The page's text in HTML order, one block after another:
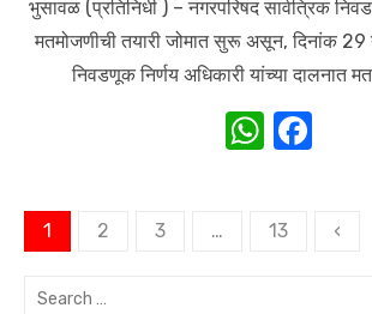
भुसावळ (प्रतिनिधी ) – नगरपरिषद सार्वत्रिक
मतमोजणीची तयारी जोमात सुरू असून, दिनांक 29
निवडणूक निर्णय अधिकारी यांच्या दालनात
W
s
e
Posts
navigation
1 2 3 … 13 ‹
Search